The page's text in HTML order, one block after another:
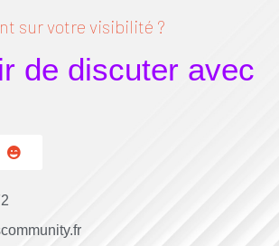
sur votre visibilité ?
de discuter avec